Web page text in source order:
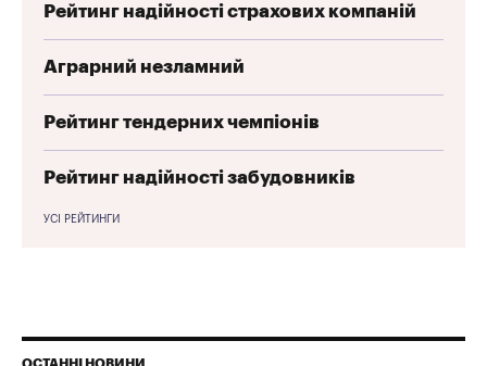
Рейтинг надійності страхових компаній
Аграрний незламний
Рейтинг тендерних чемпіонів
Рейтинг надійності забудовників
УСІ РЕЙТИНГИ